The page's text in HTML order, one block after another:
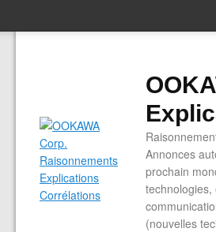
Annonces
prochain
(nouvelles